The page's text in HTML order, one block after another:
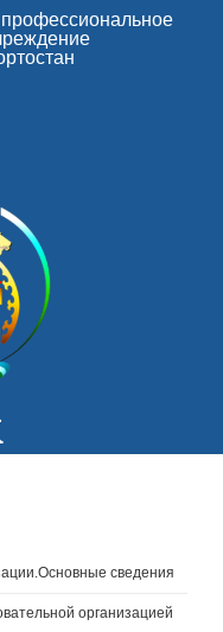
сведения
организацией